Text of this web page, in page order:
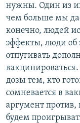
нужны. Один из
чем больше мы
конечно, людей
эффекты, люди об
отпугивать
дозы тем, кто
сомневается в
аргумент
будем